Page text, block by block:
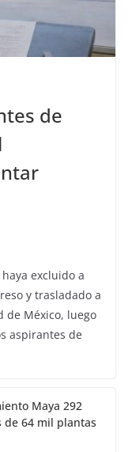
de
excluido a
y trasladado a
de México, luego
aspirantes de
Maya 292
de 64 mil plantas